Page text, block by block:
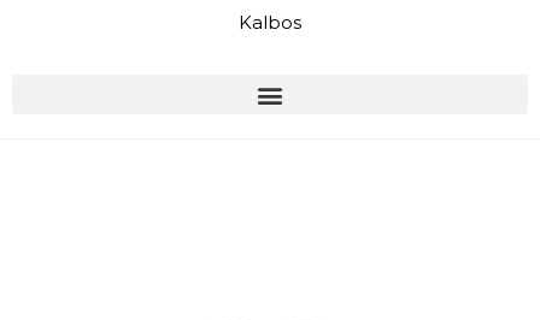
Kalbos